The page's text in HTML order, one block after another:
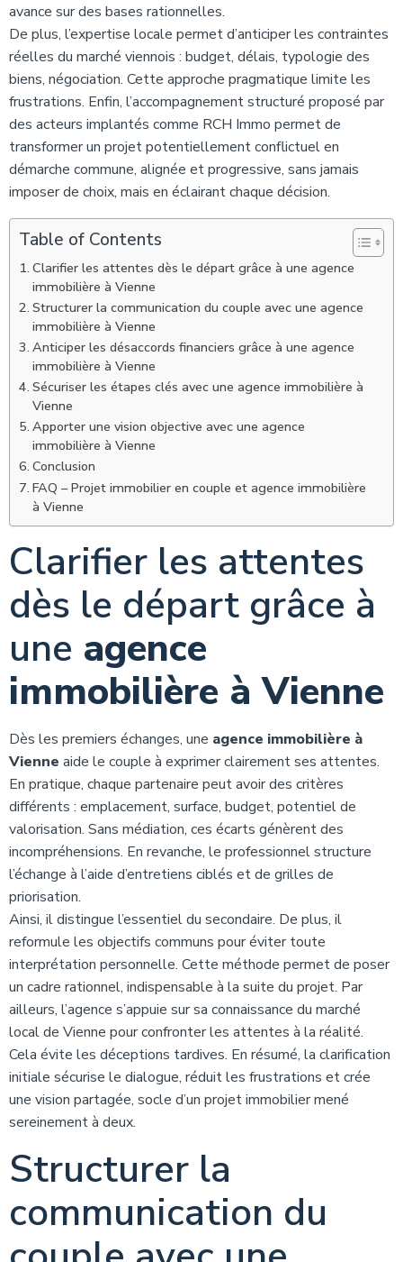
avance sur des bases rationnelles.
De plus, l’expertise locale permet d’anticiper les contraintes
réelles du marché viennois : budget, délais, typologie des
biens, négociation. Cette approche pragmatique limite les
frustrations. Enfin, l’accompagnement structuré proposé par
des acteurs implantés comme RCH Immo permet de
transformer un projet potentiellement conflictuel en
démarche commune, alignée et progressive, sans jamais
imposer de choix, mais en éclairant chaque décision.
Table of Contents
Clarifier les attentes dès le départ grâce à une agence
immobilière à Vienne
Structurer la communication du couple avec une agence
immobilière à Vienne
Anticiper les désaccords financiers grâce à une agence
immobilière à Vienne
Sécuriser les étapes clés avec une agence immobilière à
Vienne
Apporter une vision objective avec une agence
immobilière à Vienne
Conclusion
FAQ – Projet immobilier en couple et agence immobilière
à Vienne
Clarifier les attentes
dès le départ grâce à
une agence
immobilière à Vienne
Dès les premiers échanges, une agence immobilière à
Vienne aide le couple à exprimer clairement ses attentes.
En pratique, chaque partenaire peut avoir des critères
différents : emplacement, surface, budget, potentiel de
valorisation. Sans médiation, ces écarts génèrent des
incompréhensions. En revanche, le professionnel structure
l’échange à l’aide d’entretiens ciblés et de grilles de
priorisation.
Ainsi, il distingue l’essentiel du secondaire. De plus, il
reformule les objectifs communs pour éviter toute
interprétation personnelle. Cette méthode permet de poser
un cadre rationnel, indispensable à la suite du projet. Par
ailleurs, l’agence s’appuie sur sa connaissance du marché
local de Vienne pour confronter les attentes à la réalité.
Cela évite les déceptions tardives. En résumé, la clarification
initiale sécurise le dialogue, réduit les frustrations et crée
une vision partagée, socle d’un projet immobilier mené
sereinement à deux.
Structurer la
communication du